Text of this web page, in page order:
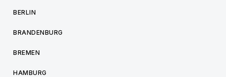
BERLIN
BRANDENBURG
BREMEN
HAMBURG